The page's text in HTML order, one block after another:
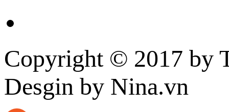
Copyright © 2017 by
Desgin by Nina.vn